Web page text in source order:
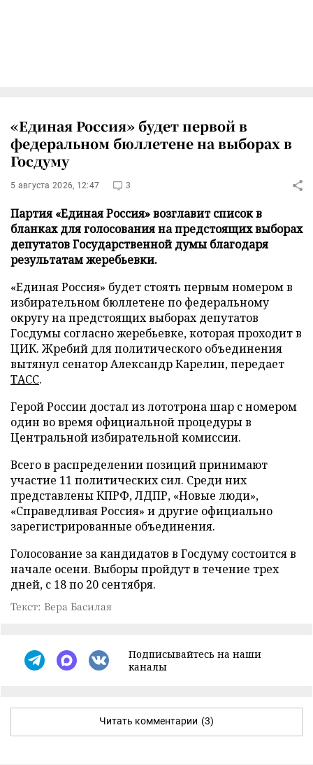
«Единая Россия» будет первой в
федеральном бюллетене на выборах в
Госдуму
5 августа 2026, 12:47 3
Партия «Единая Россия» возглавит список в
бланках для голосования на предстоящих выборах
депутатов Государственной думы благодаря
результатам жеребьевки.
«Единая Россия» будет стоять первым номером в
избирательном бюллетене по федеральному
округу на предстоящих выборах депутатов
Госдумы согласно жеребьевке, которая проходит в
ЦИК. Жребий для политического объединения
вытянул сенатор Александр Карелин, передает
ТАСС.
Герой России достал из лототрона шар с номером
один во время официальной процедуры в
Центральной избирательной комиссии.
Всего в распределении позиций принимают
участие 11 политических сил. Среди них
представлены КПРФ, ЛДПР, «Новые люди»,
«Справедливая Россия» и другие официально
зарегистрированные объединения.
Голосование за кандидатов в Госдуму состоится в
начале осени. Выборы пройдут в течение трех
дней, с 18 по 20 сентября.
Текст: Вера Басилая
Подписывайтесь на наши
каналы
Читать комментарии (3)